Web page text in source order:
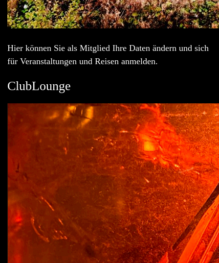
Hier können Sie als Mitglied Ihre Daten ändern und sich
für Veranstaltungen und Reisen anmelden.
ClubLounge